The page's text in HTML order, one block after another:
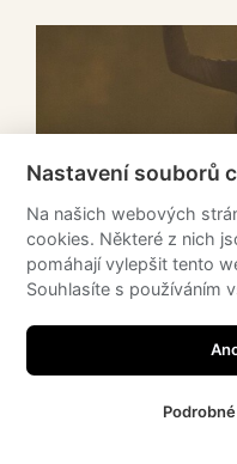
Nastavení souborů
Na našich webových
cookies. Některé z nich
pomáhají vylepšit tento
Souhlasíte s používáním